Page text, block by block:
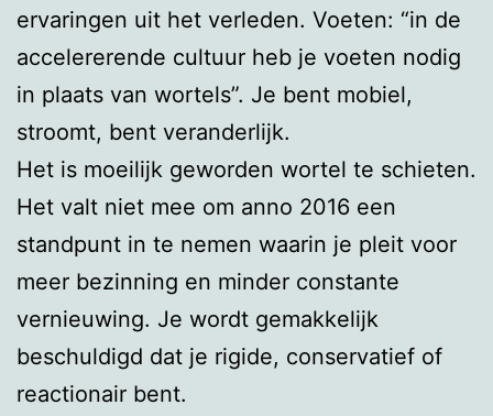
ervaringen uit het verleden. Voeten: “in de
accelererende cultuur heb je voeten nodig
in plaats van wortels”. Je bent mobiel,
stroomt, bent veranderlijk.
Het is moeilijk geworden wortel te schieten.
Het valt niet mee om anno 2016 een
standpunt in te nemen waarin je pleit voor
meer bezinning en minder constante
vernieuwing. Je wordt gemakkelijk
beschuldigd dat je rigide, conservatief of
reactionair bent.